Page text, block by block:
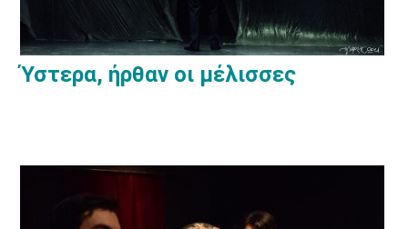
Ύστερα, ήρθαν οι μέλισσες